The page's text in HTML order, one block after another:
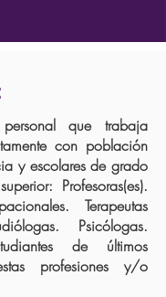
que trabaja
con población
y escolares de grado
Profesoras(es).
Terapeutas
Psicólogas.
de últimos
profesiones y/o